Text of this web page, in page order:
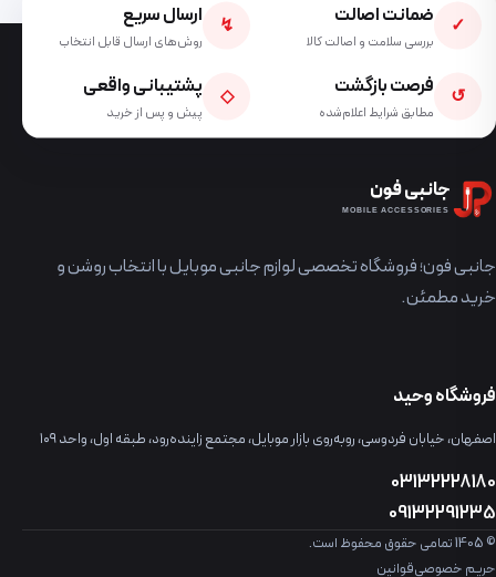
✓ ضمانت اصالت
بررسی سلامت و اصالت کالا
↯ ارسال سریع
روش‌های ارسال قابل انتخاب
↺ فرصت بازگشت
مطابق شرایط اعلام‌شده
◇ پشتیبانی واقعی
پیش و پس از خرید
جانبی فون
MOBILE ACCESSORIES
جانبی فون؛ فروشگاه تخصصی لوازم جانبی موبایل با انتخاب روشن و
خرید مطمئن.
فروشگاه وحید
اصفهان، خیابان فردوسی، روبه‌روی بازار موبایل، مجتمع زاینده‌رود، طبقه اول، واحد ۱۰۹
03132228180
09132291235
© 1405 تمامی حقوق محفوظ است.
حریم خصوصیقوانین